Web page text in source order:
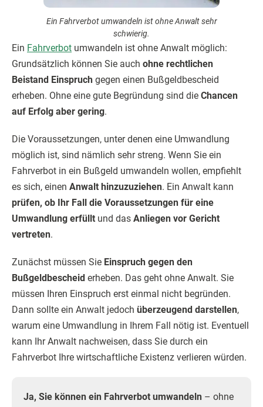
Ein Fahrverbot umwandeln ist ohne Anwalt sehr
schwierig.
Ein Fahrverbot umwandeln ist ohne Anwalt möglich:
Grundsätzlich können Sie auch ohne rechtlichen
Beistand Einspruch gegen einen Bußgeldbescheid
erheben. Ohne eine gute Begründung sind die Chancen
auf Erfolg aber gering.
Die Voraussetzungen, unter denen eine Umwandlung
möglich ist, sind nämlich sehr streng. Wenn Sie ein
Fahrverbot in ein Bußgeld umwandeln wollen, empfiehlt
es sich, einen Anwalt hinzuzuziehen. Ein Anwalt kann
prüfen, ob Ihr Fall die Voraussetzungen für eine
Umwandlung erfüllt und das Anliegen vor Gericht
vertreten.
Zunächst müssen Sie Einspruch gegen den
Bußgeldbescheid erheben. Das geht ohne Anwalt. Sie
müssen Ihren Einspruch erst einmal nicht begründen.
Dann sollte ein Anwalt jedoch überzeugend darstellen,
warum eine Umwandlung in Ihrem Fall nötig ist. Eventuell
kann Ihr Anwalt nachweisen, dass Sie durch ein
Fahrverbot Ihre wirtschaftliche Existenz verlieren würden.
Ja, Sie können ein Fahrverbot umwandeln – ohne